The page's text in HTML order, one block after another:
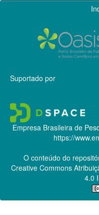
Suportado por
Empresa Brasileira de
https://
O conteúdo do
Creative Commons
4.0